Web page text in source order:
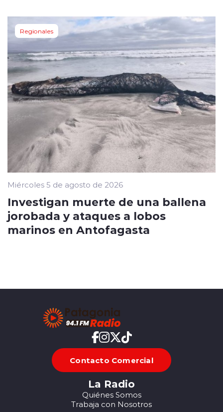
Regionales
Miércoles 5 de agosto de 2026
Investigan muerte de una ballena
jorobada y ataques a lobos
marinos en Antofagasta
Contacto Comercial
La Radio
Quiénes Somos
Trabaja con Nosotros